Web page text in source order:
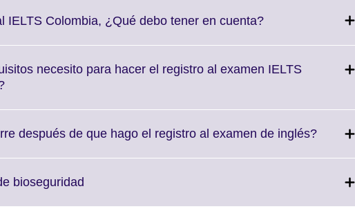
IELTS Colombia, ¿Qué debo tener en cuenta?Click
More
necesito para hacer el registro al examen IELTS
Click
Moredespués de que hago el registro al examen de inglés?Click
bioseguridad